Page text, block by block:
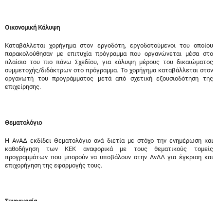
Οικονομική Κάλυψη
Καταβάλλεται χορήγημα στον εργοδότη, εργοδοτούμενοι του οποίου
παρακολούθησαν με επιτυχία πρόγραμμα που οργανώνεται μέσα στο
πλαίσιο του πιο πάνω Σχεδίου, για κάλυψη μέρους του δικαιώματος
συμμετοχής/διδάκτρων στο πρόγραμμα. Το χορήγημα καταβάλλεται στον
οργανωτή του προγράμματος μετά από σχετική εξουσιοδότηση της
επιχείρησης.
Θεματολόγιο
Η ΑνΑΔ εκδίδει Θεματολόγιο ανά διετία με στόχο την ενημέρωση και
καθοδήγηση των ΚΕΚ αναφορικά με τους θεματικούς τομείς
προγραμμάτων που μπορούν να υποβάλουν στην ΑνΑΔ για έγκριση και
επιχορήγηση της εφαρμογής τους.